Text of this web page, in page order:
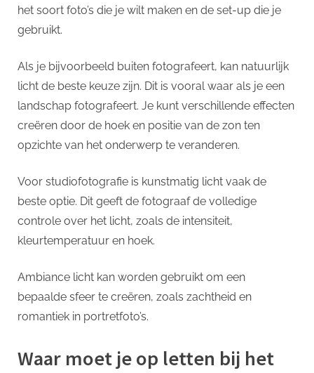
het soort foto’s die je wilt maken en de set-up die je
gebruikt.
Als je bijvoorbeeld buiten fotografeert, kan natuurlijk
licht de beste keuze zijn. Dit is vooral waar als je een
landschap fotografeert. Je kunt verschillende effecten
creëren door de hoek en positie van de zon ten
opzichte van het onderwerp te veranderen.
Voor studiofotografie is kunstmatig licht vaak de
beste optie. Dit geeft de fotograaf de volledige
controle over het licht, zoals de intensiteit,
kleurtemperatuur en hoek.
Ambiance licht kan worden gebruikt om een
bepaalde sfeer te creëren, zoals zachtheid en
romantiek in portretfoto’s.
Waar moet je op letten bij het